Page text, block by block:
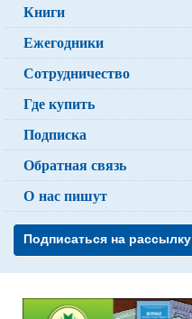
Книги
Ежегодники
Сотрудничество
Где купить
Подписка
Обратная связь
О нас пишут
Подписаться на рассылку